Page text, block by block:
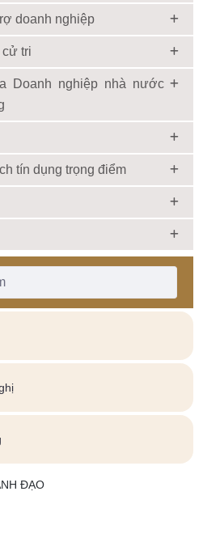
doanh nghiệp
tri
Doanh nghiệp nhà nước
tín dụng trọng điểm
ĐẠO